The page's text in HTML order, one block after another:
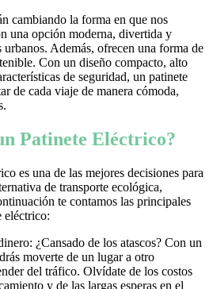
cambiando la forma en que nos
una opción moderna, divertida y
Además, ofrecen una forma de
Con un diseño compacto, alto
de seguridad, un patinete
de cada viaje de manera cómoda,
Patinete Eléctrico?
es una de las mejores decisiones para
de transporte ecológica,
te contamos las principales
eléctrico:
¿Cansado de los atascos? Con un
moverte de un lugar a otro
del tráfico. Olvídate de los costos
y de las largas esperas en el